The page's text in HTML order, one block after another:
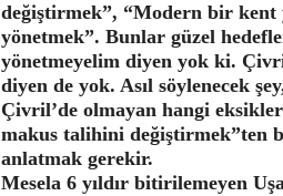
değiştirmek”, “Modern bir
yönetmek”. Bunlar güzel
yönetmeyelim diyen yok ki.
diyen de yok. Asıl söylenecek
Çivril’de olmayan hangi
makus talihini değiştirmek”ten
anlatmak gerekir.
Mesela 6 yıldır bitirilemeyen